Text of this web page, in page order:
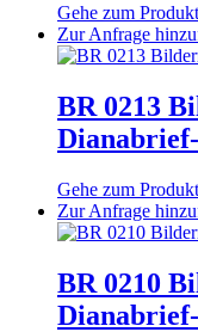
Gehe zum Produkt
Zur Anfrage
BR 0213
Gehe zum Produkt
Zur Anfrage
BR 0210